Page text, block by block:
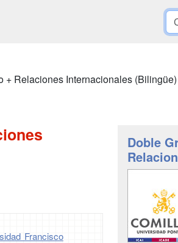
+ Relaciones Internacionales (Bilingüe)
Francisco
Doble